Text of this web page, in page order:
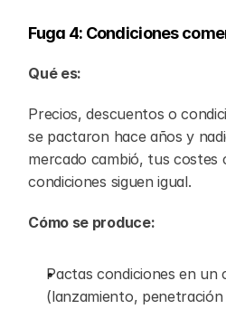
Fuga 4: Condiciones
Qué es:
Precios, descuentos o
se pactaron hace años y
mercado cambió, tus costes
condiciones siguen igual.
Cómo se produce:
Pactas condiciones en
(lanzamiento,